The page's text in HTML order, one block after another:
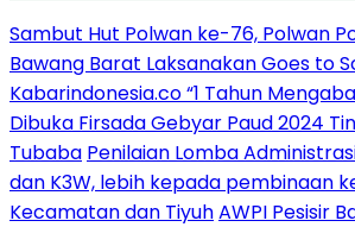
Sambut Hut Polwan ke-76, Polwan
Bawang Barat Laksanakan Goes to
Kabarindonesia.co “1 Tahun
Dibuka Firsada Gebyar Paud 2024
Tubaba Penilaian Lomba
dan K3W, lebih kepada pembinaan
Kecamatan dan TiyuhAWPI Pesisir